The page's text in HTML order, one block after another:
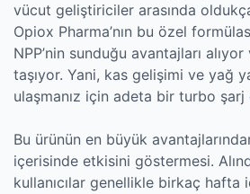
vücut geliştiriciler arasında
Opiox Pharma’nın bu özel
NPP’nin sunduğu avantajları
taşıyor. Yani, kas gelişimi ve yağ
ulaşmanız için adeta bir turbo şarj
Bu ürünün en büyük
içerisinde etkisini göstermesi.
kullanıcılar genellikle birkaç hafta